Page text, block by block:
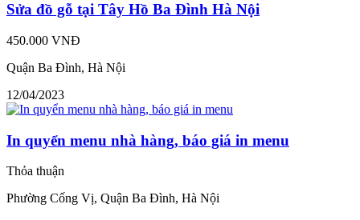
Sửa đồ gỗ tại Tây Hồ Ba Đình Hà Nội
450.000 VNĐ
Quận Ba Đình, Hà Nội
12/04/2023
In quyển menu nhà hàng, báo giá in menu
Thỏa thuận
Phường Cống Vị, Quận Ba Đình, Hà Nội